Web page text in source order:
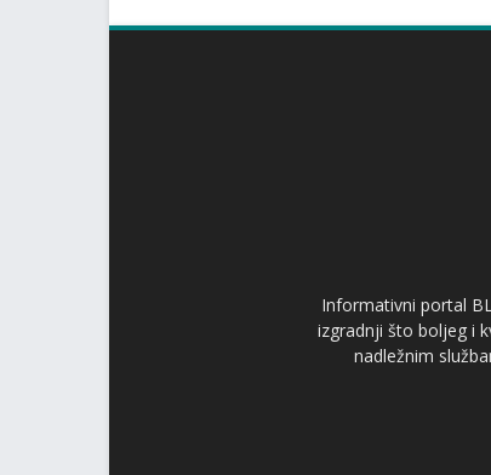
Informativni portal
izgradnji što boljeg i
nadležnim